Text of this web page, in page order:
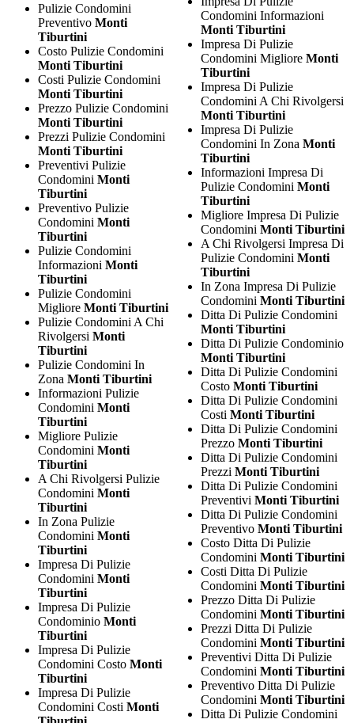
Pulizie Condomini
Preventivo Monti
Tiburtini
Costo Pulizie Condomini
Monti Tiburtini
Costi Pulizie Condomini
Monti Tiburtini
Prezzo Pulizie Condomini
Monti Tiburtini
Prezzi Pulizie Condomini
Monti Tiburtini
Preventivi Pulizie
Condomini Monti
Tiburtini
Preventivo Pulizie
Condomini Monti
Tiburtini
Pulizie Condomini
Informazioni Monti
Tiburtini
Pulizie Condomini
Migliore Monti Tiburtini
Pulizie Condomini A Chi
Rivolgersi Monti
Tiburtini
Pulizie Condomini In
Zona Monti Tiburtini
Informazioni Pulizie
Condomini Monti
Tiburtini
Migliore Pulizie
Condomini Monti
Tiburtini
A Chi Rivolgersi Pulizie
Condomini Monti
Tiburtini
In Zona Pulizie
Condomini Monti
Tiburtini
Impresa Di Pulizie
Condomini Monti
Tiburtini
Impresa Di Pulizie
Condominio Monti
Tiburtini
Impresa Di Pulizie
Condomini Costo Monti
Tiburtini
Impresa Di Pulizie
Condomini Costi Monti
Condomini Informazioni
Monti Tiburtini
Impresa Di Pulizie
Condomini MiglioreMonti
Tiburtini
Impresa Di Pulizie
Condomini A Chi Rivolgersi
Monti Tiburtini
Impresa Di Pulizie
Condomini In ZonaMonti
Tiburtini
Informazioni Impresa Di
Pulizie CondominiMonti
Tiburtini
Migliore Impresa Di Pulizie
CondominiMonti Tiburtini
A Chi Rivolgersi Impresa Di
Pulizie CondominiMonti
Tiburtini
In Zona Impresa Di Pulizie
CondominiMonti Tiburtini
Ditta Di Pulizie Condomini
Monti Tiburtini
Ditta Di Pulizie Condominio
Monti Tiburtini
Ditta Di Pulizie Condomini
CostoMonti Tiburtini
Ditta Di Pulizie Condomini
CostiMonti Tiburtini
Ditta Di Pulizie Condomini
PrezzoMonti Tiburtini
Ditta Di Pulizie Condomini
PrezziMonti Tiburtini
Ditta Di Pulizie Condomini
PreventiviMonti Tiburtini
Ditta Di Pulizie Condomini
PreventivoMonti Tiburtini
Costo Ditta Di Pulizie
CondominiMonti Tiburtini
Costi Ditta Di Pulizie
CondominiMonti Tiburtini
Prezzo Ditta Di Pulizie
CondominiMonti Tiburtini
Prezzi Ditta Di Pulizie
CondominiMonti Tiburtini
Preventivi Ditta Di Pulizie
CondominiMonti Tiburtini
Preventivo Ditta Di Pulizie
CondominiMonti Tiburtini
Ditta Di Pulizie Condomini